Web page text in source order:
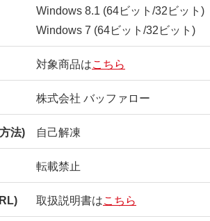
Windows 8.1 (64ビット/32ビット)
Windows 7 (64ビット/32ビット)
対象商品はこちら
株式会社 バッファロー
法) 自己解凍
転載禁止
取扱説明書はこちら